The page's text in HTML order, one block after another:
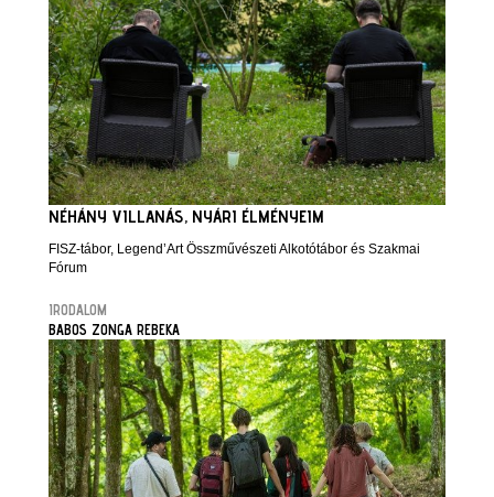
NÉHÁNY VILLANÁS, NYÁRI ÉLMÉNYEIM
FISZ-tábor, Legend’Art Összművészeti Alkotótábor és Szakmai
Fórum
IRODALOM
BABOS ZONGA REBEKA